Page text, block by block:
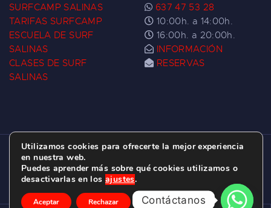
SURFCAMP SALINAS
TARIFAS SURFCAMP
ESCUELA DE SURF
SALINAS
CLASES DE SURF
SALINAS
637 47 53 28
10:00h. a 14:00h.
16:00h. a 20:00h.
INFORMACIÓN
RESERVAS
ESCUELA DE SURF LAS DUNAS ©
C/ BERNARDO ÁLVAREZ GALAN 1, SALINAS
(ASTURIAS)
Utilizamos cookies para ofrecerte la mejor experiencia
en nuestra web.
Puedes aprender más sobre qué cookies utilizamos o
desactivarlas en los ajustes.
Aceptar Rechazar Ajustes
Contáctanos